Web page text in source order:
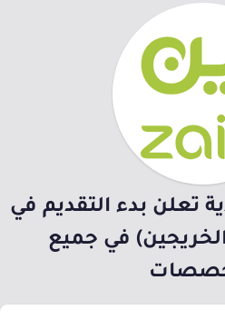
تعلن بدء التقديم في
في جميع